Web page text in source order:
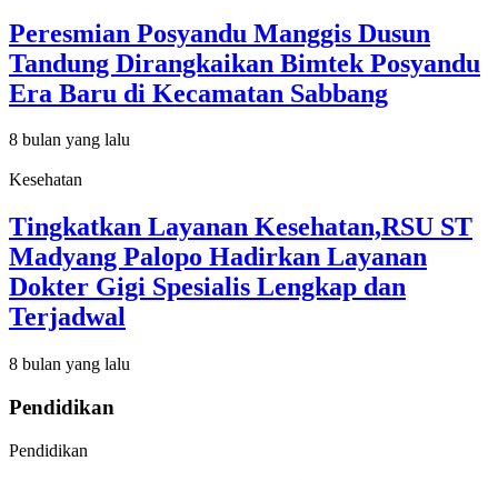
Peresmian Posyandu Manggis Dusun
Tandung Dirangkaikan Bimtek Posyandu
Era Baru di Kecamatan Sabbang
8 bulan yang lalu
Kesehatan
Tingkatkan Layanan Kesehatan,RSU ST
Madyang Palopo Hadirkan Layanan
Dokter Gigi Spesialis Lengkap dan
Terjadwal
8 bulan yang lalu
Pendidikan
Pendidikan